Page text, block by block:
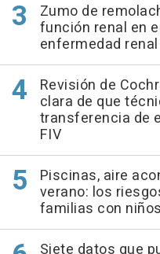
Zumo de
función renal en
enfermedad
Revisión de
clara de que
transferencia de
FIV
Piscinas, aire
verano: los
familias con